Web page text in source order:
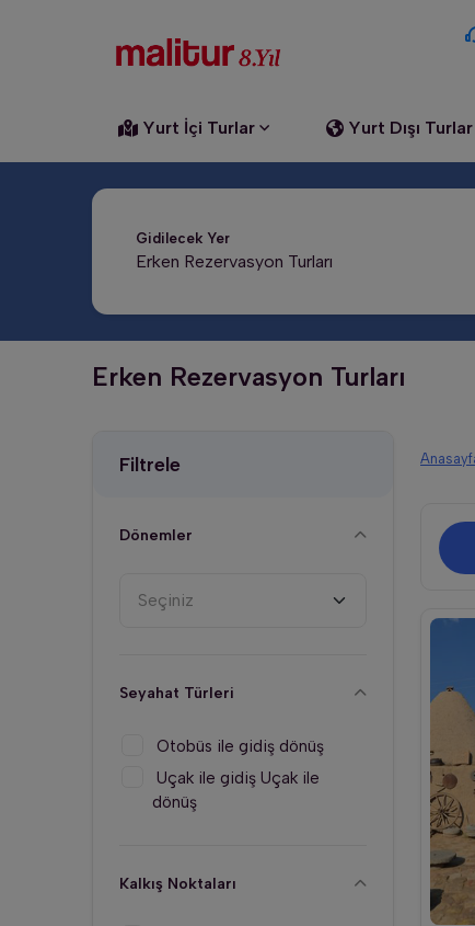
Yurt İçi Turlar Yurt Dışı Turlar
Gidilecek Yer
Erken Rezervasyon Turları
Filtrele
Dönemler
Seçiniz
Seyahat Türleri
Otobüs ile gidiş dönüş
Uçak ile gidiş Uçak ile
dönüş
Kalkış Noktaları